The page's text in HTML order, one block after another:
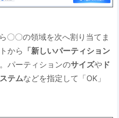
〇〇の領域を次へ割り当てま
から 「新しいパーティション
パーティションのサイズや ド
テムなどを指定して「OK」